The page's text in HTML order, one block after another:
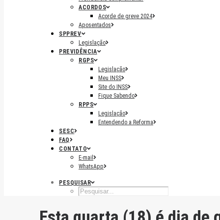
ACORDOS
Acorde de greve 2024
Aposentados
SPPREV
Legislação
PREVIDÊNCIA
RGPS
Legislação
Meu INSS
Site do INSS
Fique Sabendo
RPPS
Legislação
Entendendo a Reforma
SESC
FAQ
CONTATO
E-mail
WhatsApp
PESQUISAR